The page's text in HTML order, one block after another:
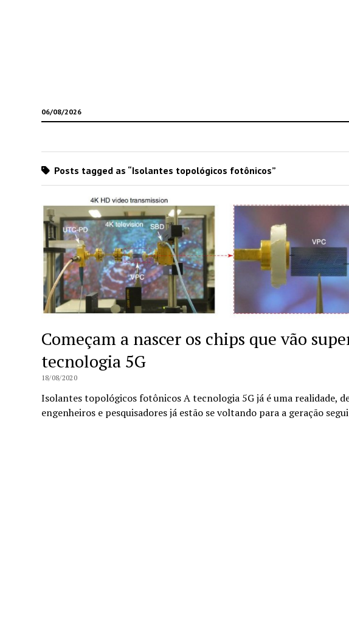
06/08/2026
Posts tagged as “Isolantes topológicos fotônicos”
Começam a nascer os chips que vão
tecnologia 5G
18/08/2020
Isolantes topológicos fotônicos A tecnologia 5G já é uma realidade,
engenheiros e pesquisadores já estão se voltando para a geração